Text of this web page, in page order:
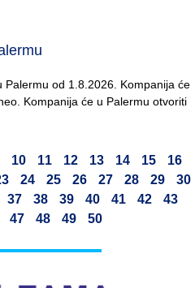
Palermu od 1.8.2026. Kompanija će
Kompanija će u Palermu otvoriti
10 11 12 13 14 15
16
24 25 26 27 28 29
30
37 38 39 40 41 42
43
47 48 49 50